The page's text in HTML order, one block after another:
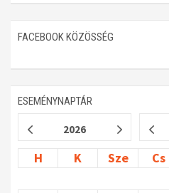
FACEBOOK KÖZÖSSÉG
ESEMÉNYNAPTÁR
2026
H K Sze Cs